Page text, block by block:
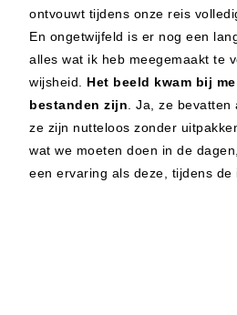
ontvouwt tijdens onze reis
En ongetwijfeld is er nog een
alles wat ik heb meegemaakt te
wijsheid. Het beeld kwam bij
bestanden zijn . Ja, ze
ze zijn nutteloos zonder
wat we moeten doen in de
een ervaring als deze, tijdens